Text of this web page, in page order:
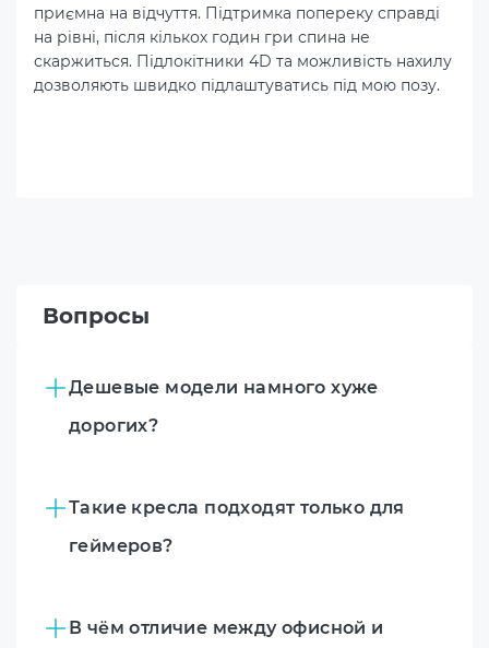
приємна на відчуття. Підтримка попереку справді
на рівні, після кількох годин гри спина не
скаржиться. Підлокітники 4D та можливість нахилу
дозволяють швидко підлаштуватись під мою позу.
Вопросы
Дешевые модели намного хуже
дорогих?
Такие кресла подходят только для
геймеров?
В чём отличие между офисной и